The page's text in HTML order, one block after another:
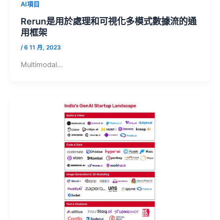
AI項目
Rerun是用於處理和可視化多模式數據流的通
用框架
/6 11 月, 2023
Multimodal…